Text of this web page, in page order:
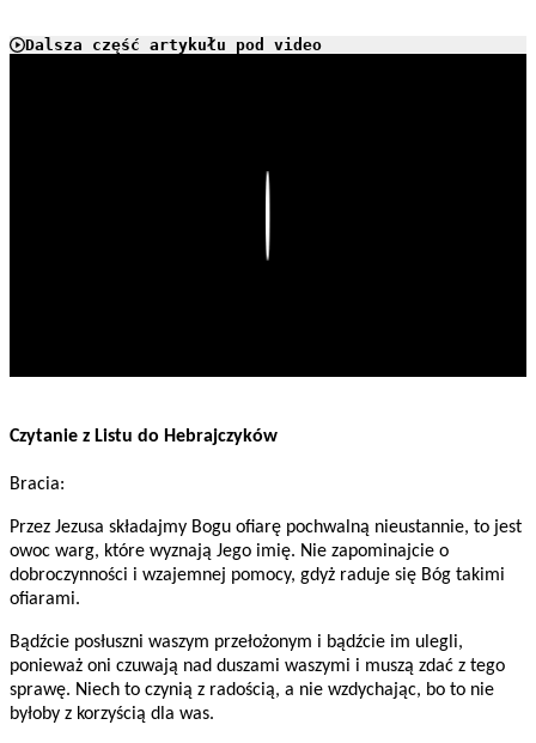
Dalsza część artykułu pod video
Czytanie z Listu do Hebrajczyków
Bracia:
Przez Jezusa składajmy Bogu ofiarę pochwalną nieustannie, to jest
owoc warg, które wyznają Jego imię. Nie zapominajcie o
dobroczynności i wzajemnej pomocy, gdyż raduje się Bóg takimi
ofiarami.
Bądźcie posłuszni waszym przełożonym i bądźcie im ulegli,
ponieważ oni czuwają nad duszami waszymi i muszą zdać z tego
sprawę. Niech to czynią z radością, a nie wzdychając, bo to nie
byłoby z korzyścią dla was.